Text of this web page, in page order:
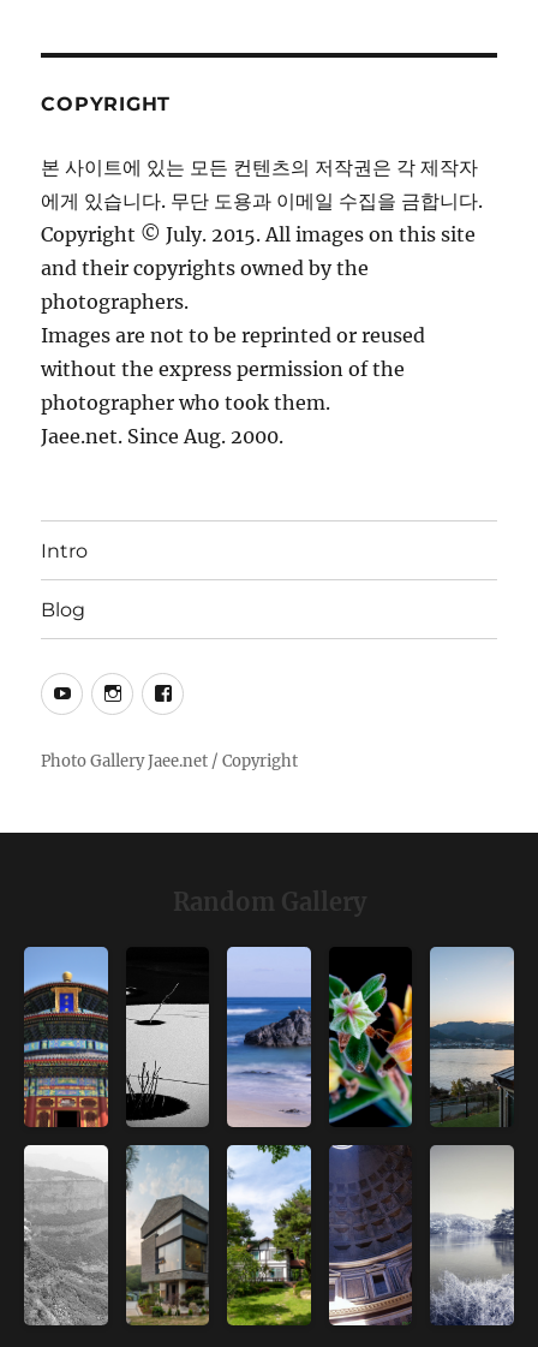
COPYRIGHT
본 사이트에 있는 모든 컨텐츠의 저작권은 각 제작자
에게 있습니다. 무단 도용과 이메일 수집을 금합니다.
Copyright © July. 2015. All images on this site
and their copyrights owned by the
photographers.
Images are not to be reprinted or reused
without the express permission of the
photographer who took them.
Jaee.net. Since Aug. 2000.
Intro
Blog
YouTubeInstagramFacebook
Random Gallery